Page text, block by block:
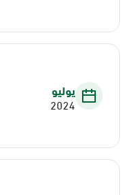
يوليو
2024